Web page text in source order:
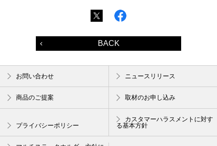
BACK
お問い合わせ ニュースリリース
商品のご提案 取材のお申し込み
プライバシーポリシー
カスタマーハラスメントに対す
る基本方針